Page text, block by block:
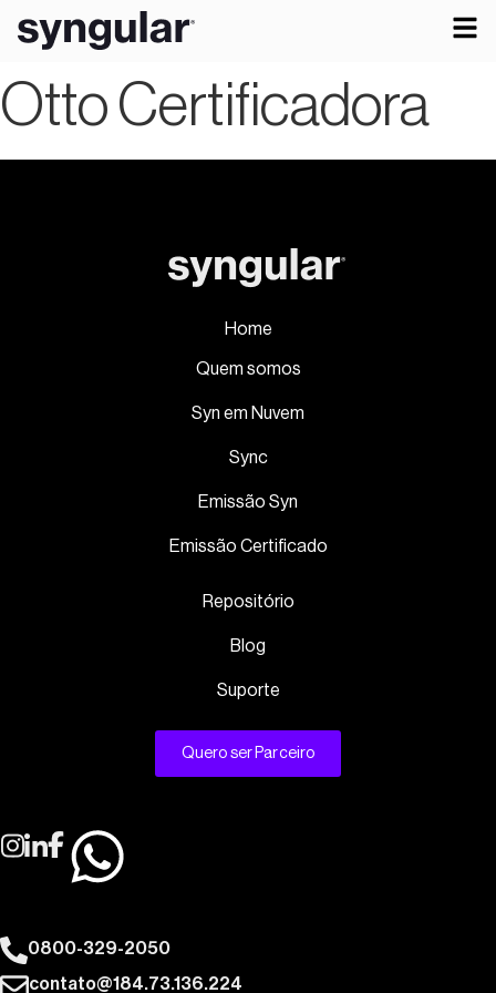
Otto Certificadora
Home
Quem somos
Syn em Nuvem
Sync
Emissão Syn
Emissão Certificado
Repositório
Blog
Suporte
Quero ser Parceiro
0800-329-2050
contato@184.73.136.224